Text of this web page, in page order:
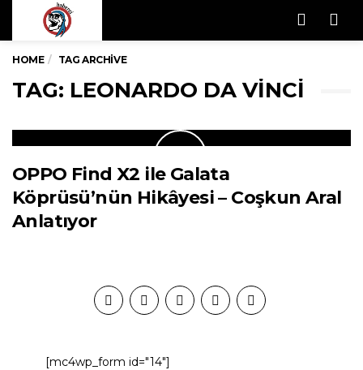
HOME TAG ARCHIVE
TAG: LEONARDO DA VINCI
OPPO Find X2 ile Galata
Köprüsü’nün Hikâyesi – Coşkun Aral
Anlatıyor
[mc4wp_form id="14"]